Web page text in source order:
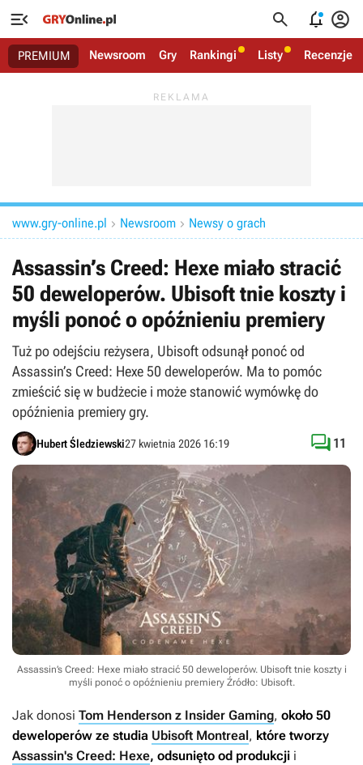
   
PREMIUM Newsroom Gry Rankingi Listy Recenzje
www.gry-online.pl  Newsroom  Newsy o grach
Assassin’s Creed: Hexe miało stracić
50 deweloperów. Ubisoft tnie koszty i
myśli ponoć o opóźnieniu premiery
Tuż po odejściu reżysera, Ubisoft odsunął ponoć od
Assassin’s Creed: Hexe 50 deweloperów. Ma to pomóc
zmieścić się w budżecie i może stanowić wymówkę do
opóźnienia premiery gry.
Hubert Śledziewski27 kwietnia 2026 16:19  11
Assassin’s Creed: Hexe miało stracić 50 deweloperów. Ubisoft tnie koszty i
myśli ponoć o opóźnieniu premiery Źródło: Ubisoft.
Jak donosi Tom Henderson z Insider Gaming, około 50
deweloperów ze studia Ubisoft Montreal, które tworzy
Assassin's Creed: Hexe, odsunięto od produkcji i